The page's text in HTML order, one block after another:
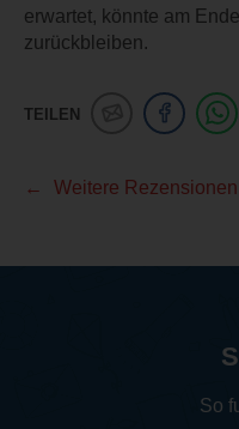
erwartet, könnte am
zurückbleiben.
TEILEN
Weitere Rezensionen
So